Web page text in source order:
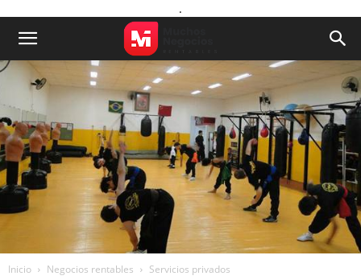
.
Inicio Negocios rentables Servicios privados